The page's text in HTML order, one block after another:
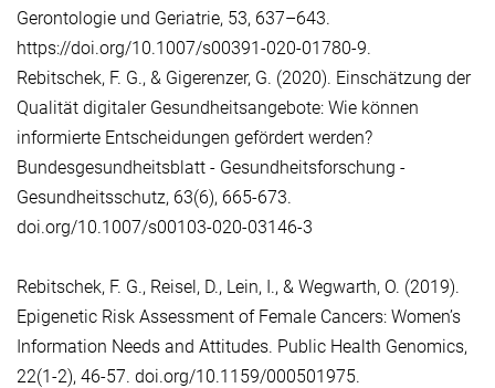
Gerontologie und Geriatrie, 53, 637–643.
https://doi.org/10.1007/s00391-020-01780-9.
Rebitschek, F. G., & Gigerenzer, G. (2020). Einschätzung der
Qualität digitaler Gesundheitsangebote: Wie können
informierte Entscheidungen gefördert werden?
Bundesgesundheitsblatt - Gesundheitsforschung -
Gesundheitsschutz, 63(6), 665-673.
doi.org/10.1007/s00103-020-03146-3
Rebitschek, F. G., Reisel, D., Lein, I., & Wegwarth, O. (2019).
Epigenetic Risk Assessment of Female Cancers: Women’s
Information Needs and Attitudes. Public Health Genomics,
22(1-2), 46-57. doi.org/10.1159/000501975.